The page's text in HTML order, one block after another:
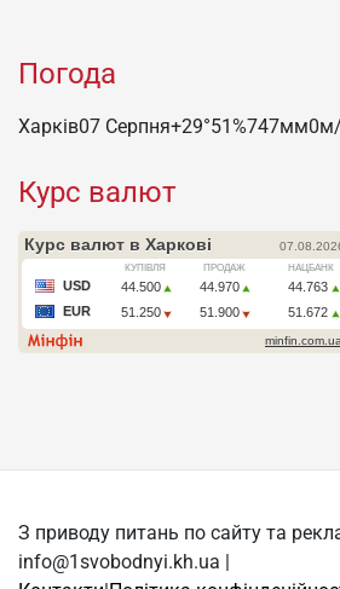
Погода
Харків07 Серпня+29°51%747мм0
Курс валют
З приводу питань по сайту та
info@1svobodnyi.kh.ua |